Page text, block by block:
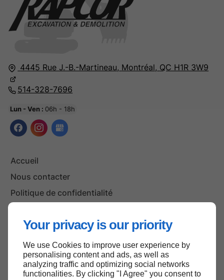
Your privacy is our priority
We use Cookies to improve user experience by
personalising content and ads, as well as
analyzing traffic and optimizing social networks
functionalities. By clicking "I Agree" you consent to
4445 Rue J.-B.-Martineau, Montréal, QC H1R 3W9
514-328-7696
Lun - Ven : 06h - 18h
Accueil
Nous contacter
Politique de confidentialité
Haut de page